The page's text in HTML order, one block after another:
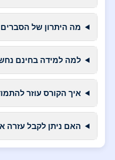
מה היתרון של הסברים
למה למידה בחינם
איך הקורס עוזר
האם ניתן לקבל עזרה